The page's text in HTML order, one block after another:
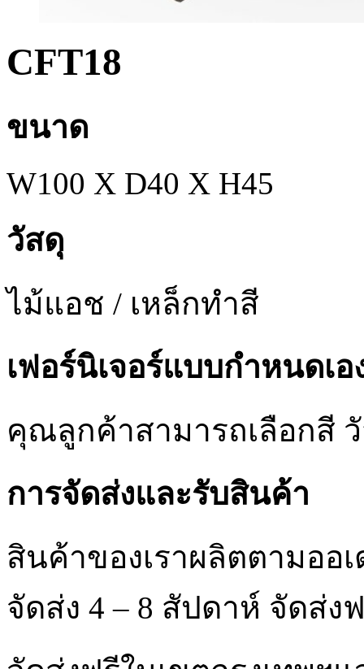
CFT18
ขนาด
W100 X D40 X H45
วัสดุ
ไม้แอช / เหล็กทำสี
เฟอร์นิเจอร์แบบกำหนดเอ
คุณลูกค้าสามารถเลือกสี
การจัดส่งและรับสินค้า
สินค้าของเราผลิตตามออ
จัดส่ง 4 – 8 สัปดาห์ จัดส่